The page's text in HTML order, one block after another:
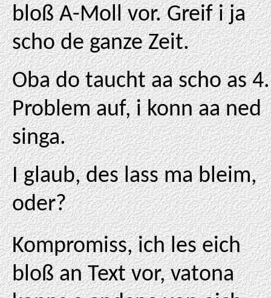
bloß A-Moll vor. Greif i ja
scho de ganze Zeit.
Oba do taucht aa scho as 4.
Problem auf, i konn aa ned
singa.
I glaub, des lass ma bleim,
oder?
Kompromiss, ich les eich
bloß an Text vor, vatona